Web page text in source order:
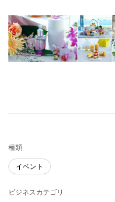
種類
イベント
ビジネスカテゴリ